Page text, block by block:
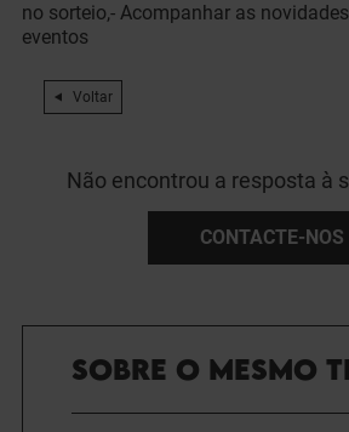
no sorteio,- Acompanhar as
eventos
Voltar
Não encontrou a resposta à
CONTACTE-NOS
SOBRE O MESMO